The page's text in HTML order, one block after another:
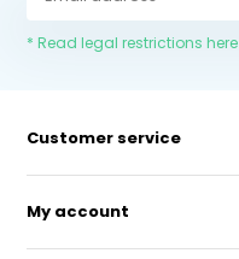
* Read legal restrictions here
Customer service
My account